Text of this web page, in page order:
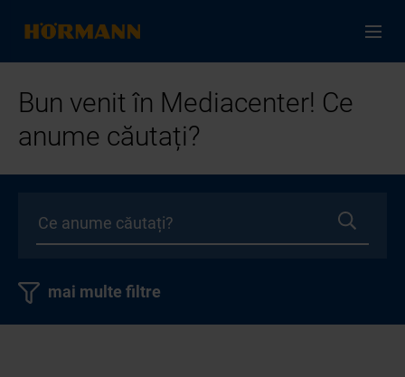
Bun venit în Mediacenter! Ce
anume căutați?
mai multe filtre